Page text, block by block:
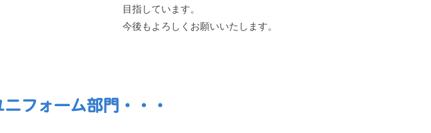
目指しています。
今後もよろしくお願いいたします。